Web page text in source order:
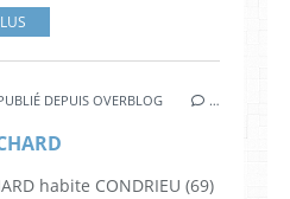
DEPUIS OVERBLOG …
habite CONDRIEU (69)